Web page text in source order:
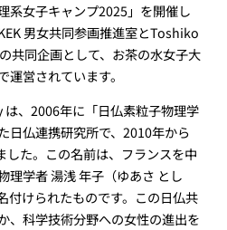
系女子キャンプ2025」を開催し
男女共同参画推進室とToshiko
共同企画として、お茶の水女子大
営されています。
、2006年に「日仏素粒子物理学
日仏連携研究所で、2010年から
した。この名前は、フランスを中
理学者 湯浅 年子（ゆあさ とし
付けられたものです。この日仏共
、科学技術分野への女性の進出を